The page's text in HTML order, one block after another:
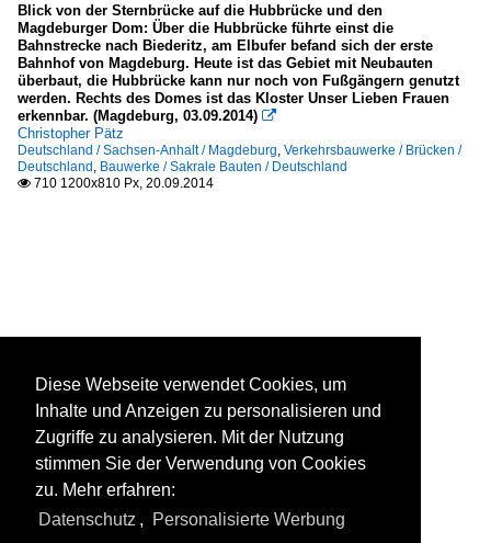
Blick von der Sternbrücke auf die Hubbrücke und den
Magdeburger Dom: Über die Hubbrücke führte einst die
Bahnstrecke nach Biederitz, am Elbufer befand sich der erste
Bahnhof von Magdeburg. Heute ist das Gebiet mit Neubauten
überbaut, die Hubbrücke kann nur noch von Fußgängern genutzt
werden. Rechts des Domes ist das Kloster Unser Lieben Frauen
erkennbar. (Magdeburg, 03.09.2014) 
Christopher Pätz
Deutschland / Sachsen-Anhalt / Magdeburg, Verkehrsbauwerke / Brücken /
Deutschland, Bauwerke / Sakrale Bauten / Deutschland
 710 1200x810 Px, 20.09.2014
Diese Webseite verwendet Cookies, um
Inhalte und Anzeigen zu personalisieren und
Zugriffe zu analysieren. Mit der Nutzung
stimmen Sie der Verwendung von Cookies
zu. Mehr erfahren:
Datenschutz , Personalisierte Werbung